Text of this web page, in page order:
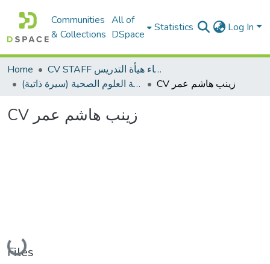
Communities
& Collections
All of
DSpace
Statistics Log In
Home
CV STAFF السيره الذاتية لأعضاء هيأة التدريس
كلية العلوم الصحية (سيرة ذاتية)
CV زينب هاشم عمر
CV زينب هاشم عمر
Loading...
Files